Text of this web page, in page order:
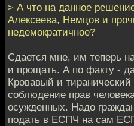
> А что на данное
Алексеева, Немцов и
недемократичное?
Сдается мне, им теперь
и прощать. А по факту -
Кровавый и
соблюдение прав
осужденных. Надо
подать в ЕСПЧ на сам